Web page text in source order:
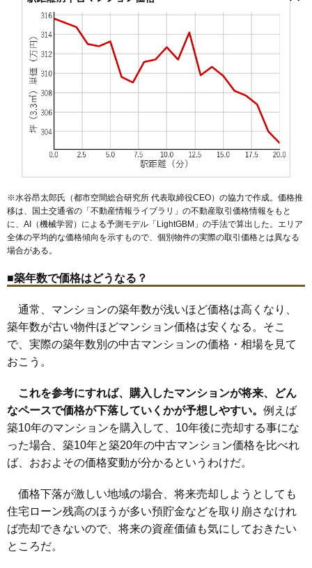
マンションナビで
無料一括査定をする
ハーモニーレジデンス大塚山手インサイド
住所 東京都豊島区南大塚1丁目
交通
大塚駅前駅（6分）、大塚駅（8分）、新大塚駅
相場 7,090万円～7,490万円
(141.8万円/㎡~149.8万円/㎡)
クレイシア新大塚
住所 東京都豊島区南大塚3丁目
3,330万円～3,630万円
(144.8万円/㎡~157.8万円/㎡)
マンションナビで
無料一括査定をする
住所 東京都豊島区南大塚3丁目
交通 大塚駅（2分）、大塚駅前駅（2分）
相場 8,260万円～8,660万円
(144.9万円/㎡~151.9万円/㎡)
マンションナビで
無料一括査定をする
サニーヒルズ南大塚
※水谷昂太郎氏（都市空間総合研究所 代表取締役CEO）の協力で作成。価格推
移は、国土交通省の「不動産情報ライブラリ 」の不動産取引価格情報をもと
に、AI（機械学習）による予測モデル「LightGBM」の手法で算出した。エリア
全体の平均的な価格傾向を示すもので、個別物件の実際の取引価格とは異なる
場合がある。
■築年数で価格はどうなる？
通常、マンションの築年数が浅いほど価格は高くなり、
築年数が古い物件ほどマンション価格は安くなる。そこ
で、実際の築年数別の中古マンションの価格・相場を見て
おこう。
これを参考にすれば、購入したマンションが将来、どん
なペースで価格が下落していくかが予想しやすい。 例えば
築10年のマンションを購入して、10年後に売却する事にな
った場合、築10年と築20年の中古マンション価格を比べれ
ば、おおよその価格変動が分かるというわけだ。
価格下落が激しい地域の場合、将来売却しようとしても
住宅ローン残高のほうが多い預貯金などを取り崩さなけれ
ば売却できないので、将来の資産価値も気にしておきたい
ところだ。
池袋池袋本町 上池袋 北大塚 駒込 巣鴨 雑司が谷
高松千早長崎
東長崎駅
千川駅 要町駅 東池袋駅
雑司が谷〔東京メトロ〕駅
西巣鴨駅新庚申塚駅
東池袋四丁目駅都電雑司ケ谷駅鬼子母神前駅学習院下駅